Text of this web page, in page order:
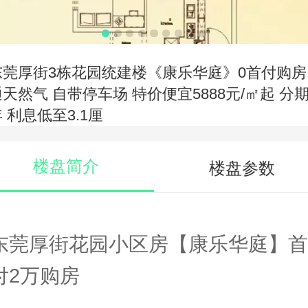
厚街3栋花园统建楼《康乐华庭》0首付购房
然气 自带停车场 特价便宜5888元/㎡起 分
利息低至3.1厘
楼盘简介 楼盘参数
莞厚街花园小区房【康乐华庭】首
2万购房